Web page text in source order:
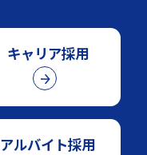
キャリア採用
アルバイト採用